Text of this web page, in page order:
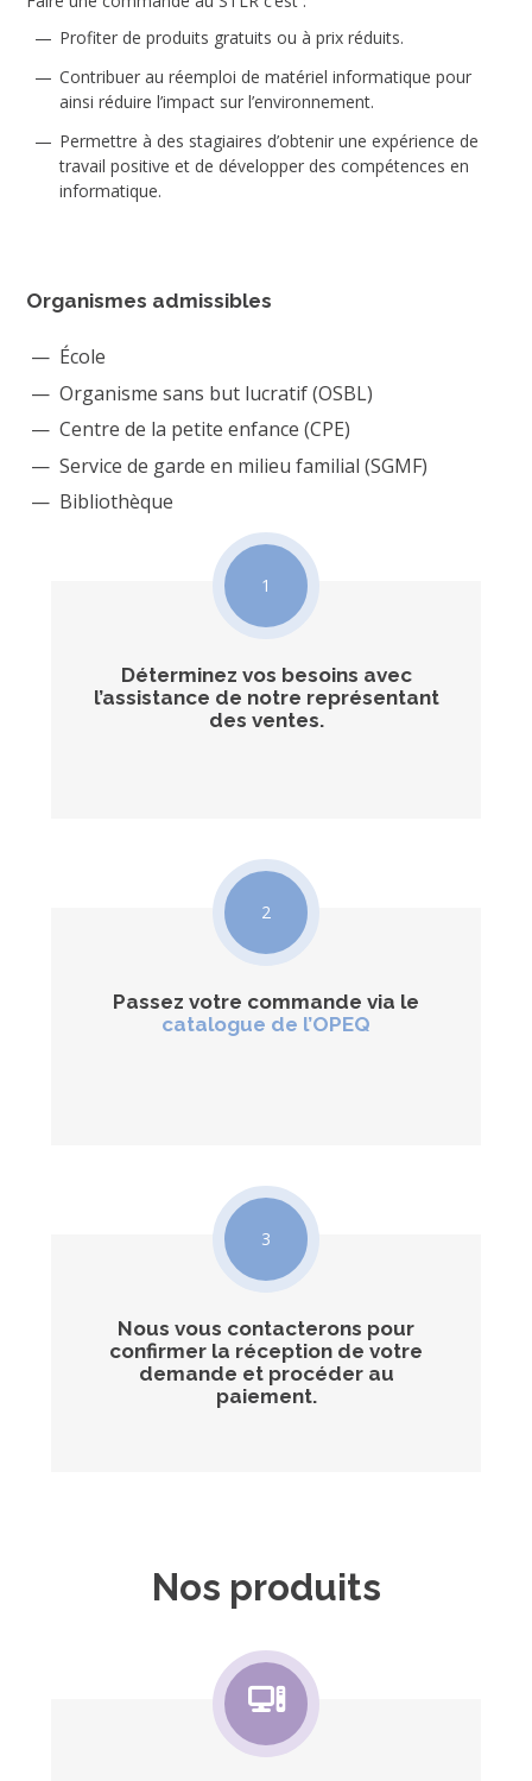
Profiter de produits gratuits ou à prix réduits.
Contribuer au réemploi de matériel informatique pour
ainsi réduire l’impact sur l’environnement.
Permettre à des stagiaires d’obtenir une expérience de
travail positive et de développer des compétences en
informatique.
Organismes admissibles
École
Organisme sans but lucratif (OSBL)
Centre de la petite enfance (CPE)
Service de garde en milieu familial (SGMF)
Bibliothèque
1
Déterminez vos besoins avec
l’assistance de notre représentant
des ventes.
2
Passez votre commande via le
catalogue de l’OPEQ
3
Nous vous contacterons pour
confirmer la réception de votre
demande et procéder au
paiement.
Nos produits